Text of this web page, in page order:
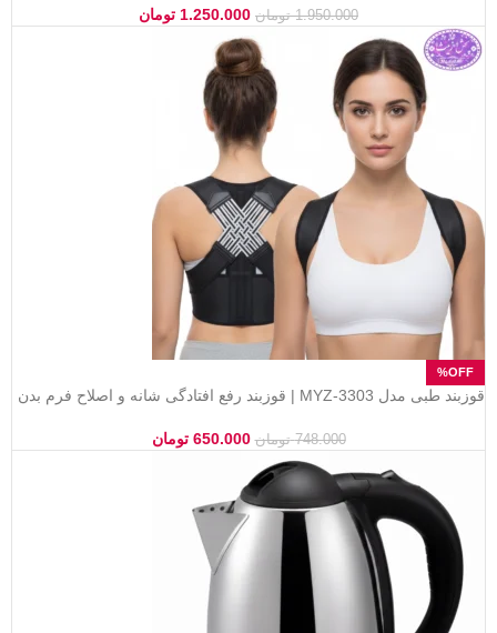
1.950.000 تومان 1.250.000 تومان
قوزبند طبی مدل MYZ-3303 | قوزبند رفع افتادگی شانه و اصلاح فرم بدن
748.000 تومان 650.000 تومان